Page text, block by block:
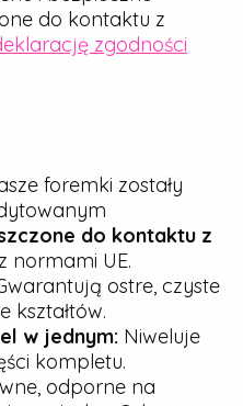
do kontaktu z
zgodności
foremki zostały
do kontaktu z
normami UE.
ostre, czyste
kształtów.
w jednym: Niweluje
kompletu.
odporne na